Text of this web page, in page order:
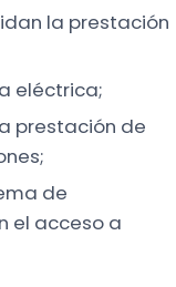
la prestación
eléctrica;
prestación de
de
el acceso a